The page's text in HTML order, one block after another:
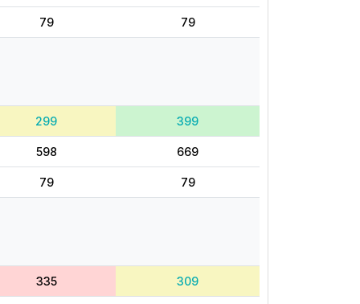
79 79
299 399
598 669
79 79
335 309